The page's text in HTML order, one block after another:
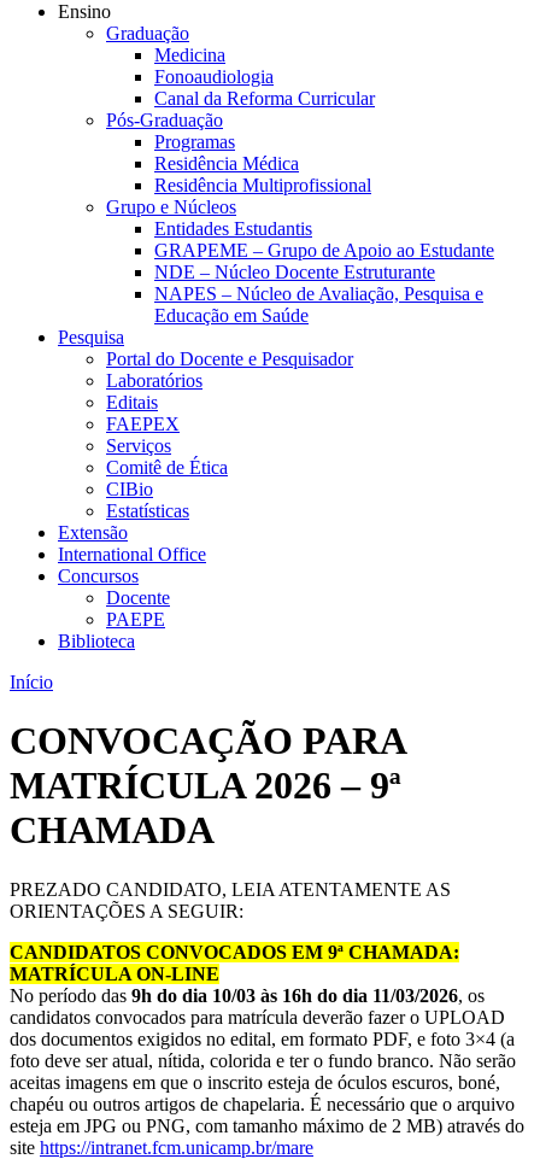
Ensino
Graduação
Medicina
Fonoaudiologia
Canal da Reforma Curricular
Pós-Graduação
Programas
Residência Médica
Residência Multiprofissional
Grupo e Núcleos
Entidades Estudantis
GRAPEME – Grupo de Apoio ao Estudante
NDE – Núcleo Docente Estruturante
NAPES – Núcleo de Avaliação, Pesquisa e
Educação em Saúde
Pesquisa
Portal do Docente e Pesquisador
Laboratórios
Editais
FAEPEX
Serviços
Comitê de Ética
CIBio
Estatísticas
Extensão
International Office
Concursos
Docente
PAEPE
Biblioteca
Início
CONVOCAÇÃO PARA
MATRÍCULA 2026 – 9ª
CHAMADA
PREZADO CANDIDATO, LEIA ATENTAMENTE AS
ORIENTAÇÕES A SEGUIR:
CANDIDATOS CONVOCADOS EM 9ª CHAMADA:
MATRÍCULA ON-LINE
No período das 9h do dia 10/03 às 16h do dia 11/03/2026, os
candidatos convocados para matrícula deverão fazer o UPLOAD
dos documentos exigidos no edital, em formato PDF, e foto 3×4 (a
foto deve ser atual, nítida, colorida e ter o fundo branco. Não serão
aceitas imagens em que o inscrito esteja de óculos escuros, boné,
chapéu ou outros artigos de chapelaria. É necessário que o arquivo
esteja em JPG ou PNG, com tamanho máximo de 2 MB) através do
site https://intranet.fcm.unicamp.br/mare